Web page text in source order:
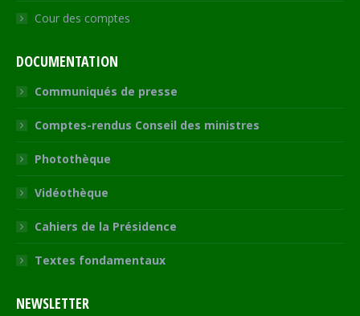
Cour des comptes
DOCUMENTATION
Communiqués de presse
Comptes-rendus Conseil des ministres
Photothèque
Vidéothèque
Cahiers de la Présidence
Textes fondamentaux
NEWSLETTER